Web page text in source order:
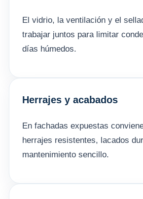
El vidrio, la ventilación y el
trabajar juntos para limitar
días húmedos.
Herrajes y acabados
En fachadas expuestas
herrajes resistentes, lacados
mantenimiento sencillo.